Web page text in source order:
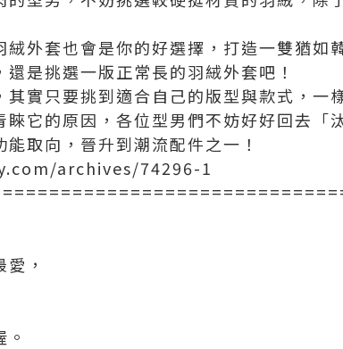
外套也會是你的好選擇，打造一雙猶如
是挑選一版正常長的羽絨外套吧！
實只要挑到適合自己的版型與款式，一
它的原因，各位型男們不妨好好回去「
取向，晉升到潮流配件之一！
archives/74296-1
，